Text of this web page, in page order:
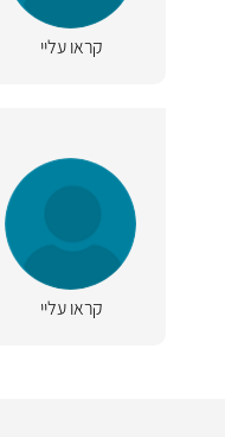
קראו עליי
קראו עליי